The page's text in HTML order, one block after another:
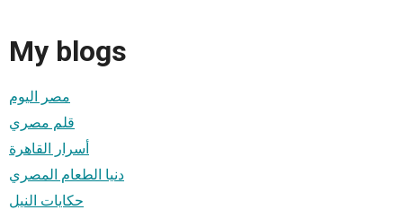
My blogs
مصر اليوم
قلم مصري
أسرار القاهرة
دنيا الطعام المصري
حكايات النيل